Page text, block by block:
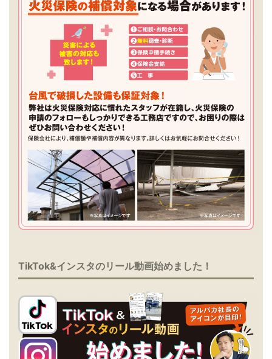
TikTok&インスタのリール動画始めました！